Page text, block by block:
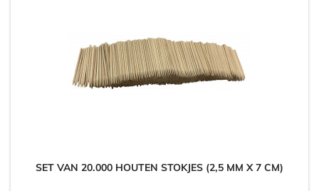
SET VAN 20.000 HOUTEN STOKJES (2,5 MM X 7 CM)